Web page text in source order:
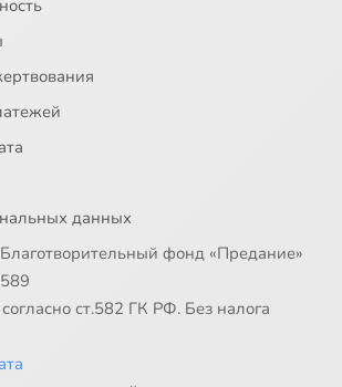
данных
фонд «Предание»
ст.582 ГК РФ. Без налога